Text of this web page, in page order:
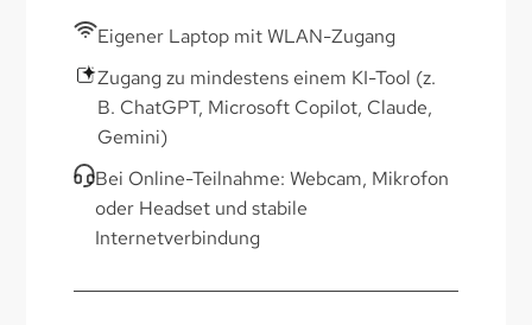
Eigener Laptop mit WLAN-Zugang
Zugang zu mindestens einem KI-Tool (z.
B. ChatGPT, Microsoft Copilot, Claude,
Gemini)
Bei Online-Teilnahme: Webcam, Mikrofon
oder Headset und stabile
Internetverbindung